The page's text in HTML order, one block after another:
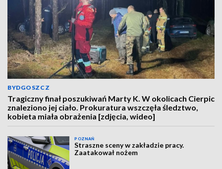
BYDGOSZCZ
Tragiczny finał poszukiwań Marty K. W okolicach Cierpic
znaleziono jej ciało. Prokuratura wszczęła śledztwo,
kobieta miała obrażenia [zdjęcia, wideo]
POZNAŃ
Straszne sceny w zakładzie pracy.
Zaatakował nożem